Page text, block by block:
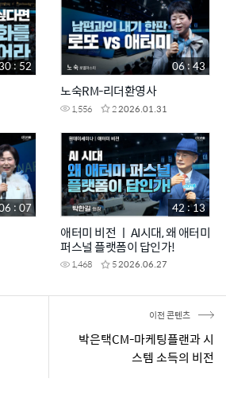
: 52
노숙RM-리더환영사
1,556 22026.01.31
06 : 43
: 07
애터미 비전 ㅣ AI시대, 왜 애터미
퍼스널 플랫폼이 답인가!
1,468 52026.06.27
42 : 13
이전 콘텐츠
박은택CM-마케팅플랜과 시
스템 소득의 비전